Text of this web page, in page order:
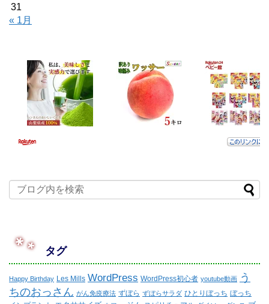
31
« 1月
タグ
Happy Birthday Les Mills WordPress WordPress初心者 youtube動画 う
ちのおっさん がん免疫療法 ずぼら ずぼらサラダ ひとりぼっち ぼっち